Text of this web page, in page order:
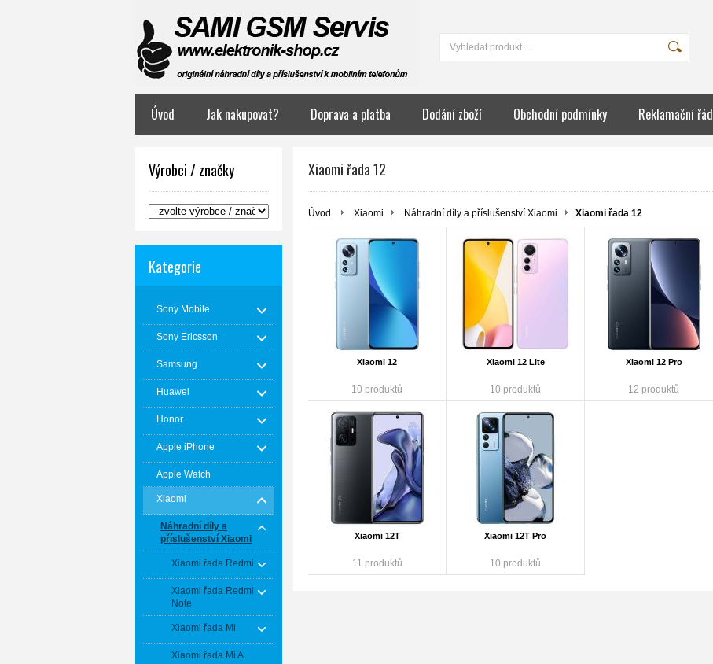
Úvod Jak nakupovat? Doprava a platba Dodání zboží Obchodní podmínky Reklamační řád
Výrobci / značky
Kategorie
Sony Mobile
Sony Ericsson
Samsung
Huawei
Honor
Apple iPhone
Apple Watch
Xiaomi
Náhradní díly a
příslušenství Xiaomi
Xiaomi řada Redmi
Xiaomi řada Redmi
Note
Xiaomi řada Mi
Xiaomi řada Mi A
Xiaomi řada 12
Úvod Xiaomi Náhradní díly a příslušenství Xiaomi Xiaomi řada 12
Xiaomi 12
10 produktů
Xiaomi 12 Lite
10 produktů
Xiaomi 12 Pro
12 produktů
Xiaomi 12T
11 produktů
Xiaomi 12T Pro
10 produktů